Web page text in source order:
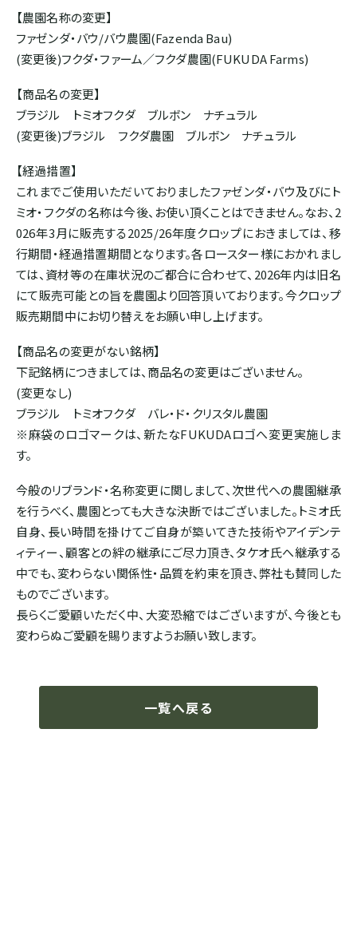
【農園名称の変更】
ファゼンダ・バウ/バウ農園(Fazenda Bau)
(変更後)フクダ・ファーム／フクダ農園(FUKUDA Farms)
【商品名の変更】
ブラジル トミオフクダ ブルボン ナチュラル
(変更後)ブラジル フクダ農園 ブルボン ナチュラル
【経過措置】
これまでご使用いただいておりましたファゼンダ・バウ及びにト
ミオ・フクダの名称は今後、お使い頂くことはできません。なお、2
026年3月に販売する2025/26年度クロップにおきましては、移
行期間・経過措置期間となります。各ロースター様におかれまし
ては、資材等の在庫状況のご都合に合わせて、2026年内は旧名
にて販売可能との旨を農園より回答頂いております。今クロップ
販売期間中にお切り替えをお願い申し上げます。
【商品名の変更がない銘柄】
下記銘柄につきましては、商品名の変更はございません。
(変更なし)
ブラジル トミオフクダ バレ・ド・クリスタル農園
※麻袋のロゴマークは、新たなFUKUDAロゴへ変更実施しま
す。
今般のリブランド・名称変更に関しまして、次世代への農園継承
を行うべく、農園とっても大きな決断ではございました。トミオ氏
自身、長い時間を掛けてご自身が築いてきた技術やアイデンテ
ィティー、顧客との絆の継承にご尽力頂き、タケオ氏へ継承する
中でも、変わらない関係性・品質を約束を頂き、弊社も賛同した
ものでございます。
長らくご愛顧いただく中、大変恐縮ではございますが、今後とも
変わらぬご愛顧を賜りますようお願い致します。
一覧へ戻る
ブラジル
エクアドル
ペルー
ボリビア
ASIA
インドネシア
パプアニューギニア
CARIB
ジャマイカ
ドミニカ